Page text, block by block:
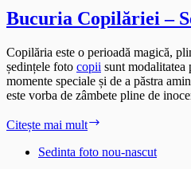
Unice
Bucuria Copilăriei –
Copilăria este o perioadă magică,
ședințele foto copii sunt modalitatea
momente speciale și de a păstra
este vorba de zâmbete pline de
Citește mai mult
–
Sedinta foto nou-nascut